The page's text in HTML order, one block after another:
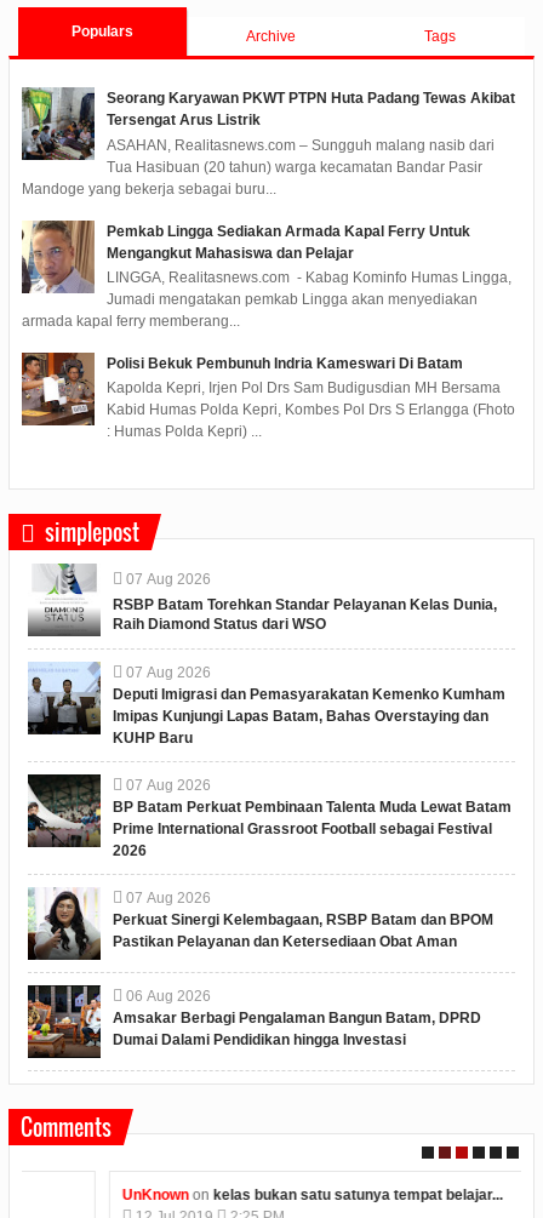
Populars Archive Tags
Seorang Karyawan PKWT PTPN Huta Padang Tewas Akibat
Tersengat Arus Listrik
ASAHAN, Realitasnews.com – Sungguh malang nasib dari
Tua Hasibuan (20 tahun) warga kecamatan Bandar Pasir
Mandoge yang bekerja sebagai buru...
Pemkab Lingga Sediakan Armada Kapal Ferry Untuk
Mengangkut Mahasiswa dan Pelajar
LINGGA, Realitasnews.com - Kabag Kominfo Humas Lingga,
Jumadi mengatakan pemkab Lingga akan menyediakan
armada kapal ferry memberang...
Polisi Bekuk Pembunuh Indria Kameswari Di Batam
Kapolda Kepri, Irjen Pol Drs Sam Budigusdian MH Bersama
Kabid Humas Polda Kepri, Kombes Pol Drs S Erlangga (Fhoto
: Humas Polda Kepri) ...
simplepost
07 Aug 2026
RSBP Batam Torehkan Standar Pelayanan Kelas Dunia,
Raih Diamond Status dari WSO
07 Aug 2026
Deputi Imigrasi dan Pemasyarakatan Kemenko Kumham
Imipas Kunjungi Lapas Batam, Bahas Overstaying dan
KUHP Baru
07 Aug 2026
BP Batam Perkuat Pembinaan Talenta Muda Lewat Batam
Prime International Grassroot Football sebagai Festival
2026
07 Aug 2026
Perkuat Sinergi Kelembagaan, RSBP Batam dan BPOM
Pastikan Pelayanan dan Ketersediaan Obat Aman
06 Aug 2026
Amsakar Berbagi Pengalaman Bangun Batam, DPRD
Dumai Dalami Pendidikan hingga Investasi
Comments
onkelas bukan satu satunya tempat belajar...